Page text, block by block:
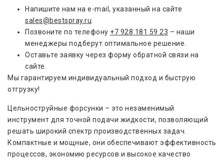
Напишите нам на e-mail, указанный на сайте
sales@bestspray.ru
Позвоните по телефону +7 928 181 59 23 – наши
менеджеры подберут оптимальное решение.
Оставьте заявку через форму обратной связи на
сайте.
Мы гарантируем индивидуальный подход и быструю
отгрузку!
Цельноструйные форсунки – это незаменимый
инструмент для точной подачи жидкости, позволяющий
решать широкий спектр производственных задач.
Компактные и мощные, они обеспечивают эффективность
процессов, экономию ресурсов и высокое качество